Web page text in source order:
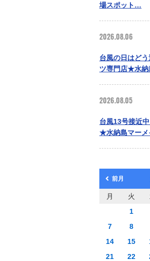
場スポット…
2026.08.06
台風の日はど
ツ専門店★水
2026.08.05
台風13号接近
★水納島マーメ
前月
月 火
1
7
8
14
15
21
22